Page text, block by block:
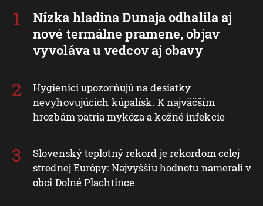
Nízka hladina Dunaja odhalila aj
nové termálne pramene, objav
vyvoláva u vedcov aj obavy
Hygienici upozorňujú na desiatky
nevyhovujúcich kúpalísk. K najväčším
hrozbám patria mykóza a kožné infekcie
Slovenský teplotný rekord je rekordom celej
strednej Európy: Najvyššiu hodnotu namerali v
obci Dolné Plachtince